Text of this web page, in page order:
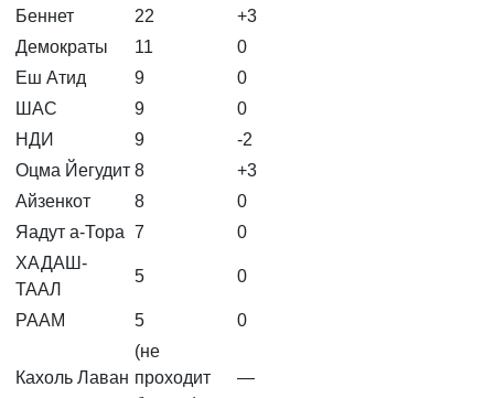
Беннет
22
+3
Демократы
11
0
Еш Атид
9
0
ШАС
9
0
НДИ
9
-2
Оцма Йегудит 8
+3
Айзенкот
8
0
Яадут а-Тора
7
0
ХАДАШ-
ТААЛ
5 0
РААМ 5 0
Кахоль Лаван
(не
проходит
—